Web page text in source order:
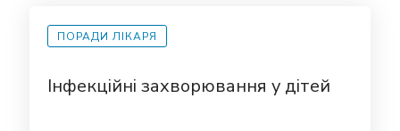
ПОРАДИ ЛІКАРЯ
Інфекційні захворювання у дітей